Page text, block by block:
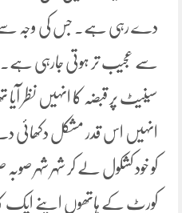
دے رہی ہے۔ جس کی وجہ سے
سے عجیب تر ہوتی جارہی ہے۔
سینیٹ پر قبضہ کا انہیں نظر
انہیں اس قدر مشکل
کو خود کشکول لے کر شہر شہر صوبہ
کورٹ کے ہاتھوں اپنے ایک